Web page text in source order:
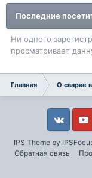
Последние
Ни одного
просматривает
Главная О сварке
IPS Theme by
Обратная связь
Vkontakte